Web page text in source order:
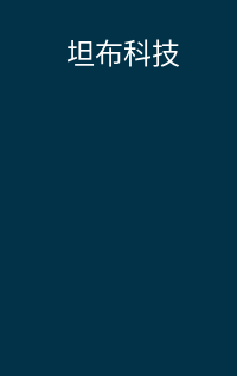
坦布科技